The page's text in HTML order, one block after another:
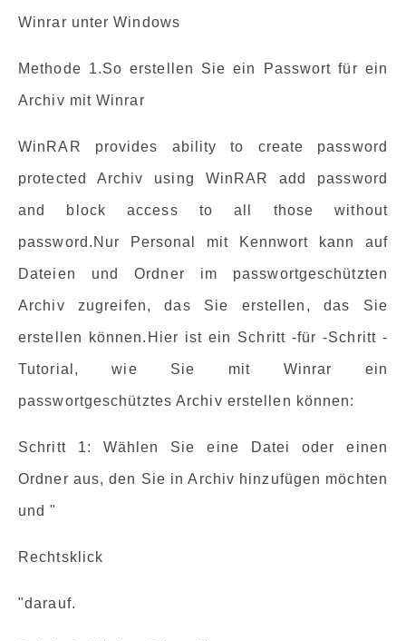
Winrar unter Windows
Methode 1.So erstellen Sie ein Passwort für ein
Archiv mit Winrar
WinRAR provides ability to create password
protected Archiv using WinRAR add password
and block access to all those without
password.Nur Personal mit Kennwort kann auf
Dateien und Ordner im passwortgeschützten
Archiv zugreifen, das Sie erstellen, das Sie
erstellen können.Hier ist ein Schritt -für -Schritt -
Tutorial, wie Sie mit Winrar ein
passwortgeschütztes Archiv erstellen können:
Schritt 1: Wählen Sie eine Datei oder einen
Ordner aus, den Sie in Archiv hinzufügen möchten
und "
Rechtsklick
"darauf.